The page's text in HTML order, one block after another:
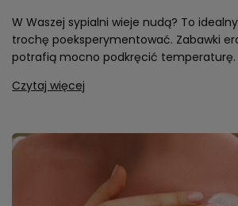
W Waszej sypialni wieje nudą? To
trochę poeksperymentować. Zabawki
potrafią mocno podkręcić temperaturę.
Czytaj więcej